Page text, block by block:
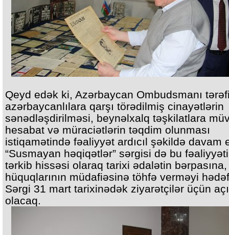
Qeyd edək ki, Azərbaycan Ombudsmanı
azərbaycanlılara qarşı törədilmiş cinayətlərin
sənədləşdirilməsi, beynəlxalq təşkilatlara
hesabat və müraciətlərin təqdim olunması
istiqamətində fəaliyyət ardıcıl şəkildə davam
“Susmayan həqiqətlər” sərgisi də bu
tərkib hissəsi olaraq tarixi ədalətin
hüquqlarının müdafiəsinə töhfə verməyi
Sərgi 31 mart tarixinədək ziyarətçilər üçün
olacaq.